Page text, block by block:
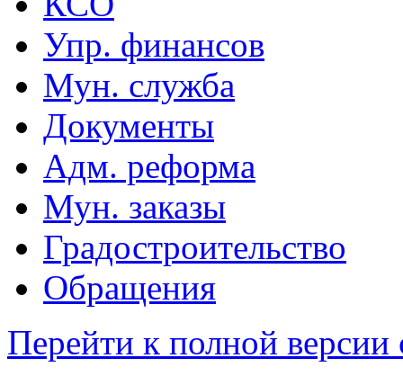
Упр. финансов
Мун. служба
Документы
Адм. реформа
Мун. заказы
Градостроительство
Обращения
Перейти к полной версии